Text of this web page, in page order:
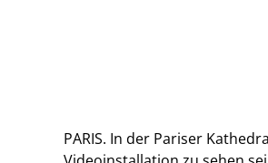
PARIS. In der Pariser